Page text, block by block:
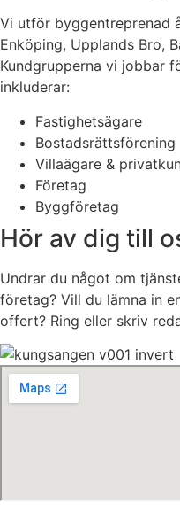
Vi utför byggentreprenad
Enköping, Upplands Bro,
Kundgrupperna vi jobbar
inkluderar:
Fastighetsägare
Bostadsrättsförening
Villaägare &
Företag
Byggföretag
Hör av dig till
Undrar du något om
företag? Vill du lämna in
offert? Ring eller skriv